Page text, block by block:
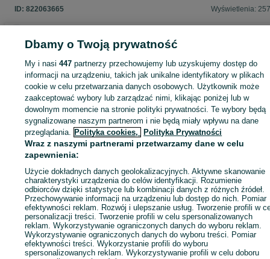
ID: 822063665 Wyświetlenia:
Zaloguj się lub załóż konto na OLX, aby skontaktować się z
sprzedającym
Zaloguj się / Załóż konto
Zadzwoń / SMS Wyślij wiadomość
Dbamy o Twoją prywatność
My i nasi447 partnerzy przechowujemy lub uzyskujemy dostęp do
informacji na urządzeniu, takich jak unikalne identyfikatory w plikach
cookie w celu przetwarzania danych osobowych. Użytkownik może
zaakceptować wybory lub zarządzać nimi, klikając poniżej lub w
dowolnym momencie na stronie polityki prywatności. Te wybory będą
sygnalizowane naszym partnerom i nie będą miały wpływu na dane
przeglądania. Polityka cookies, Polityka Prywatności
Wraz z naszymi partnerami przetwarzamy dane w celu
zapewnienia:
Użycie dokładnych danych geolokalizacyjnych. Aktywne skanowanie
charakterystyki urządzenia do celów identyfikacji. Rozumienie
odbiorców dzięki statystyce lub kombinacji danych z różnych źródeł.
Przechowywanie informacji na urządzeniu lub dostęp do nich. Pomiar
efektywności reklam. Rozwój i ulepszanie usług. Tworzenie profili w
personalizacji treści. Tworzenie profili w celu spersonalizowanych
reklam. Wykorzystywanie ograniczonych danych do wyboru reklam.
Wykorzystywanie ograniczonych danych do wyboru treści. Pomiar
efektywności treści. Wykorzystanie profili do wyboru
spersonalizowanych reklam. Wykorzystywanie profili w celu doboru